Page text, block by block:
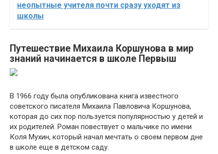
неопытные учителя почти сразу уходят из
школы
Путешествие Михаила Коршунова в мир
знаний начинается в школе Первыш
В 1966 году была опубликована книга известного
советского писателя Михаила Павловича Коршунова,
которая до сих пор пользуется популярностью у детей и
их родителей. Роман повествует о мальчике по имени
Коля Мухин, который начал мечтать о своем первом дне
в школе еще в детском саду.